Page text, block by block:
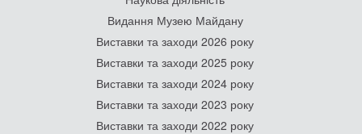
Видання Музею Майдану
Виставки та заходи 2026 року
Виставки та заходи 2025 року
Виставки та заходи 2024 року
Виставки та заходи 2023 року
Виставки та заходи 2022 року